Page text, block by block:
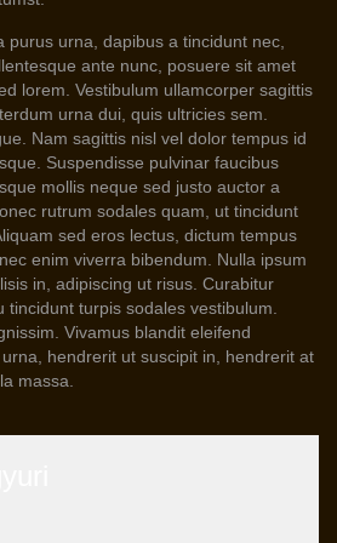
purus urna, dapibus a tincidunt nec,
ante nunc, posuere sit amet
lorem. Vestibulum ullamcorper sagittis
urna dui, quis ultricies sem.
Nam sagittis nisl vel dolor tempus id
Suspendisse pulvinar faucibus
mollis neque sed justo auctor a
rutrum sodales quam, ut tincidunt
sed eros lectus, dictum tempus
enim viverra bibendum. Nulla ipsum
in, adipiscing ut risus. Curabitur
tincidunt turpis sodales vestibulum.
Vivamus blandit eleifend
hendrerit ut suscipit in, hendrerit at
massa.